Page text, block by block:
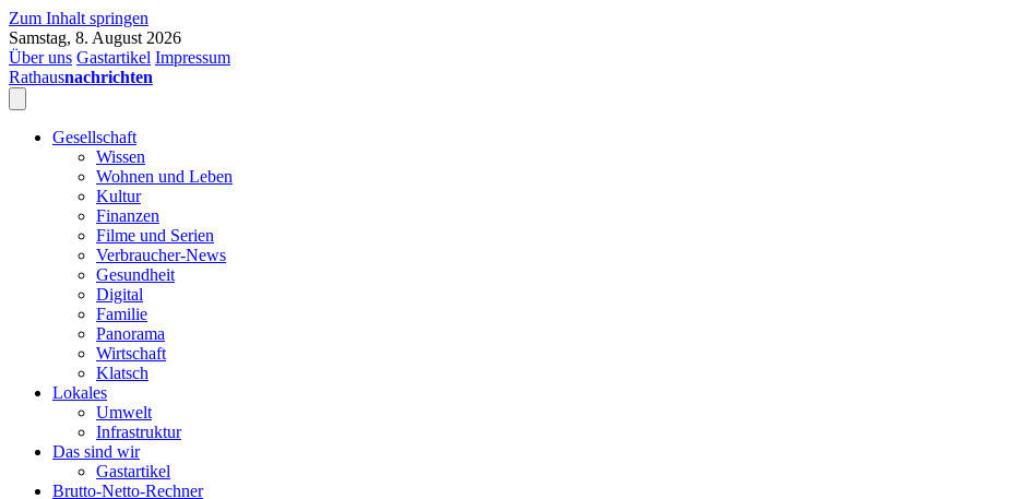
Zum Inhalt springen
Samstag, 8. August 2026
Über uns Gastartikel Impressum
Rathausnachrichten
Gesellschaft
Wissen
Wohnen und Leben
Kultur
Finanzen
Filme und Serien
Verbraucher-News
Gesundheit
Digital
Familie
Panorama
Wirtschaft
Klatsch
Lokales
Umwelt
Infrastruktur
Das sind wir
Gastartikel
Brutto-Netto-Rechner